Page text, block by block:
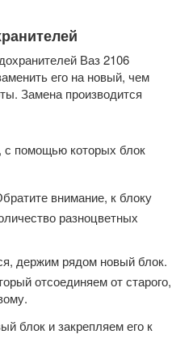
Ваз 2106
его на новый, чем
Замена производится
с помощью которых блок
внимание, к блоку
разноцветных
держим рядом новый блок.
отсоединяем от старого,
блок и закрепляем его к